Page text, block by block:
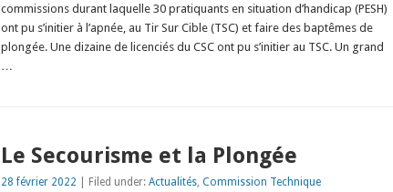
commissions durant laquelle 30 pratiquants en situation d’handicap (PESH)
ont pu s’initier à l’apnée, au Tir Sur Cible (TSC) et faire des baptêmes de
plongée. Une dizaine de licenciés du CSC ont pu s’initier au TSC. Un grand
…
Le Secourisme et la Plongée
28 février 2022 | Filed under:Actualités ,Commission Technique